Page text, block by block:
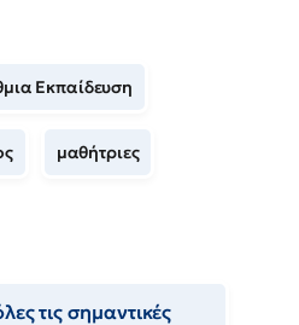
Εκπαίδευση
μαθήτριες
τις σημαντικές